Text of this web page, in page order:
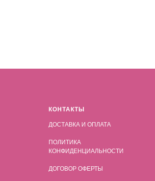
КОНТАКТЫ
ДОСТАВКА И ОПЛАТА
ПОЛИТИКА
КОНФИДЕНЦИАЛЬНОСТИ
ДОГОВОР ОФЕРТЫ